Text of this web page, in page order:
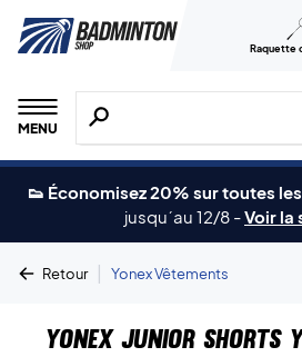
Raquette
MENU
Recherche de produits, de
👟 Économisez 20% sur toutes
jusqu´au 12/8 -Voir la
Retour | Yonex Vêtements
Yonex Junior Shorts